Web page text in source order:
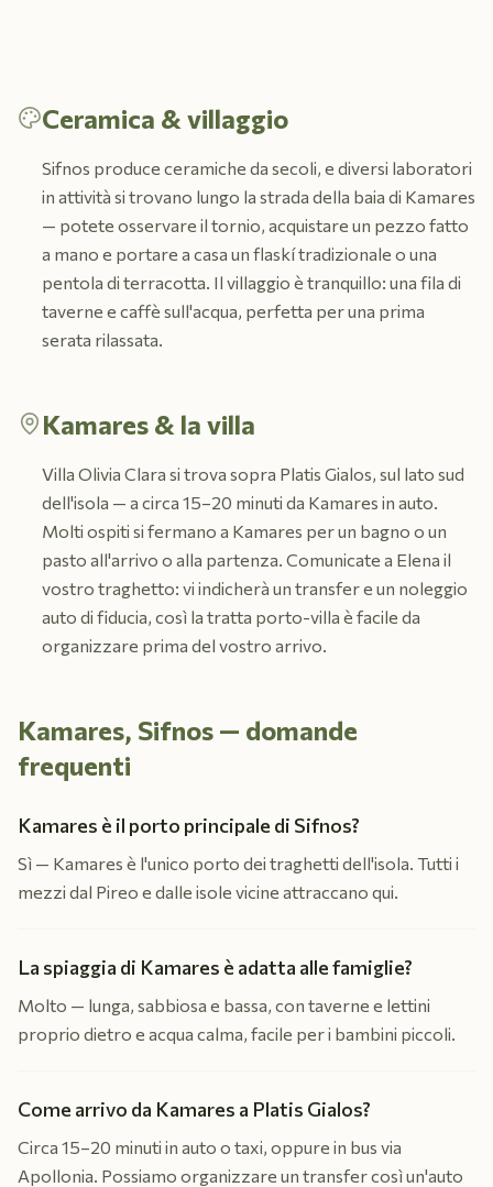
Ceramica & villaggio
Sifnos produce ceramiche da secoli, e diversi laboratori
in attività si trovano lungo la strada della baia di Kamares
— potete osservare il tornio, acquistare un pezzo fatto
a mano e portare a casa un flaskí tradizionale o una
pentola di terracotta. Il villaggio è tranquillo: una fila di
taverne e caffè sull'acqua, perfetta per una prima
serata rilassata.
Kamares & la villa
Villa Olivia Clara si trova sopra Platis Gialos, sul lato sud
dell'isola — a circa 15–20 minuti da Kamares in auto.
Molti ospiti si fermano a Kamares per un bagno o un
pasto all'arrivo o alla partenza. Comunicate a Elena il
vostro traghetto: vi indicherà un transfer e un noleggio
auto di fiducia, così la tratta porto-villa è facile da
organizzare prima del vostro arrivo.
Kamares, Sifnos — domande
frequenti
Kamares è il porto principale di Sifnos?
Sì — Kamares è l'unico porto dei traghetti dell'isola. Tutti i
mezzi dal Pireo e dalle isole vicine attraccano qui.
La spiaggia di Kamares è adatta alle famiglie?
Molto — lunga, sabbiosa e bassa, con taverne e lettini
proprio dietro e acqua calma, facile per i bambini piccoli.
Come arrivo da Kamares a Platis Gialos?
Circa 15–20 minuti in auto o taxi, oppure in bus via
Apollonia. Possiamo organizzare un transfer così un'auto